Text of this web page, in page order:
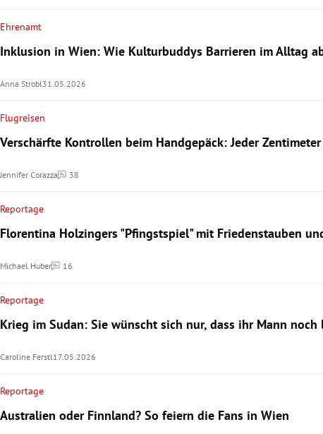
Ehrenamt
Inklusion in Wien: Wie Kulturbuddys Barrieren im Alltag
Anna Strobl31.05.2026
Flugreisen
Verschärfte Kontrollen beim Handgepäck: Jeder
Jennifer Corazza 38
Kommentare
Reportage
Florentina Holzingers "Pfingstspiel" mit Friedenstauben
Michael Huber 16
Kommentare
Reportage
Krieg im Sudan: Sie wünscht sich nur, dass ihr Mann noch
Caroline Ferstl 17.05.2026
Reportage
Australien oder Finnland? So feiern die Fans in Wien